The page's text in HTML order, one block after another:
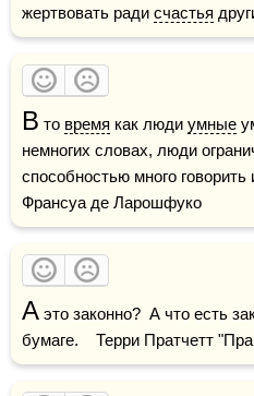
жертвовать ради счастья
В то время как люди умные
немногих словах, люди
способностью много говорить
Франсуа де Ларошфуко
А это законно?  А что есть
бумаге.    Терри Пратчетт